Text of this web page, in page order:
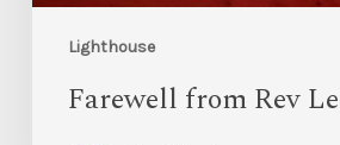
Lighthouse
Farewell from Rev